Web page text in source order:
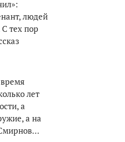
людей
тех пор
лет
а
а на